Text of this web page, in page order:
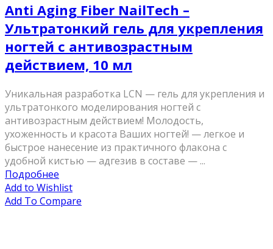
Anti Aging Fiber NailTech –
Ультратонкий гель для укрепления
ногтей с антивозрастным
действием, 10 мл
Уникальная разработка LCN — гель для укрепления и
ультратонкого моделирования ногтей с
антивозрастным действием! Молодость,
ухоженность и красота Ваших ногтей! — легкое и
быстрое нанесение из практичного флакона с
удобной кистью — адгезив в составе — ...
Подробнее
Add to Wishlist
Add To Compare